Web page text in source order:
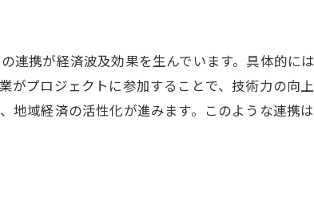
を支えるプロジェクト管理ツール
理の徹底による工期短縮の実現
管理とコスト削減の成功事例
連携が経済波及効果を生んでいます。具体的に
がプロジェクトに参加することで、技術力の向
地域経済の活性化が進みます。このような連携